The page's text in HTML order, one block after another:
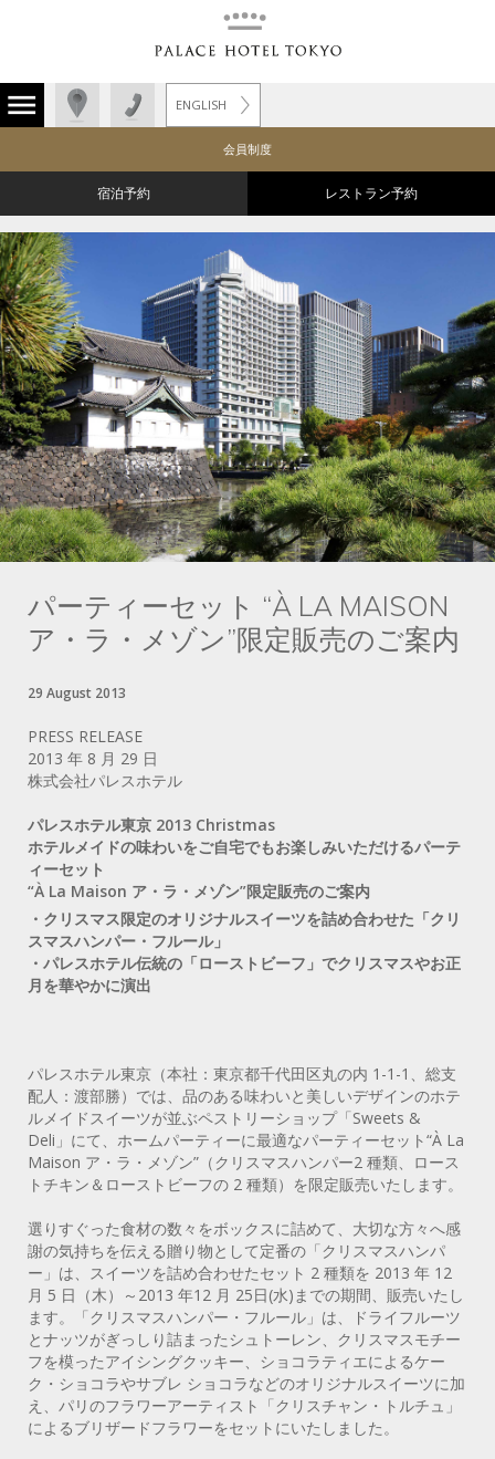
ENGLISH
会員制度
宿泊予約 レストラン予約
パーティーセット “À LA MAISON
ア・ラ・メゾン”限定販売のご案内
29 August 2013
PRESS RELEASE
2013 年 8 月 29 日
株式会社パレスホテル
パレスホテル東京 2013 Christmas
ホテルメイドの味わいをご自宅でもお楽しみいただけるパーテ
ィーセット
“À La Maison ア・ラ・メゾン”限定販売のご案内
・クリスマス限定のオリジナルスイーツを詰め合わせた「クリ
スマスハンパー・フルール」
・パレスホテル伝統の「ローストビーフ」でクリスマスやお正
月を華やかに演出
パレスホテル東京（本社：東京都千代田区丸の内 1-1-1、総支
配人：渡部勝）では、品のある味わいと美しいデザインのホテ
ルメイドスイーツが並ぶペストリーショップ「Sweets &
Deli」にて、ホームパーティーに最適なパーティーセット“À La
Maison ア・ラ・メゾン”（クリスマスハンパー2 種類、ロース
トチキン＆ローストビーフの 2 種類）を限定販売いたします。
選りすぐった食材の数々をボックスに詰めて、大切な方々へ感
謝の気持ちを伝える贈り物として定番の「クリスマスハンパ
ー」は、スイーツを詰め合わせたセット 2 種類を 2013 年 12
月 5 日（木）～2013 年12 月 25日(水)までの期間、販売いたし
ます。「クリスマスハンパー・フルール」は、ドライフルーツ
とナッツがぎっしり詰まったシュトーレン、クリスマスモチー
フを模ったアイシングクッキー、ショコラティエによるケー
ク・ショコラやサブレ ショコラなどのオリジナルスイーツに加
え、パリのフラワーアーティスト「クリスチャン・トルチュ」
によるブリザードフラワーをセットにいたしました。